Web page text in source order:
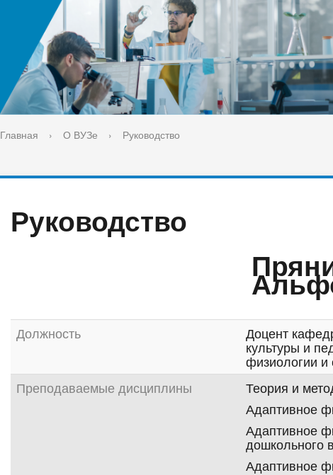
Библиотека
Спорт-норма жизни Оценка качества
Попечительский совет
Единое окно по решению
поддержки молодых
семей и матерей (отцов) с
Главная › О ВУЗе › Руководство
Руководство
Должность Доцент
культуры и
физиологии
Преподаваемые дисциплины
Теория и
Адаптивное
Адаптивное
дошкольного
Адаптивное